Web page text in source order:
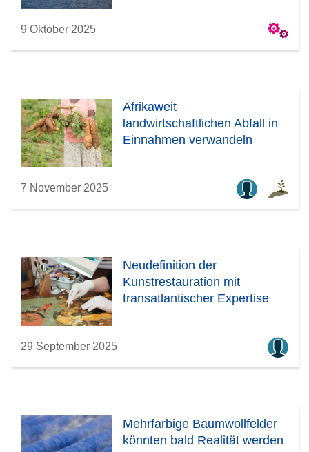
9 Oktober 2025
Afrikaweit
landwirtschaftlichen Abfall in
Einnahmen verwandeln
7 November 2025
Neudefinition der
Kunstrestauration mit
transatlantischer Expertise
29 September 2025
Mehrfarbige Baumwollfelder
könnten bald Realität werden